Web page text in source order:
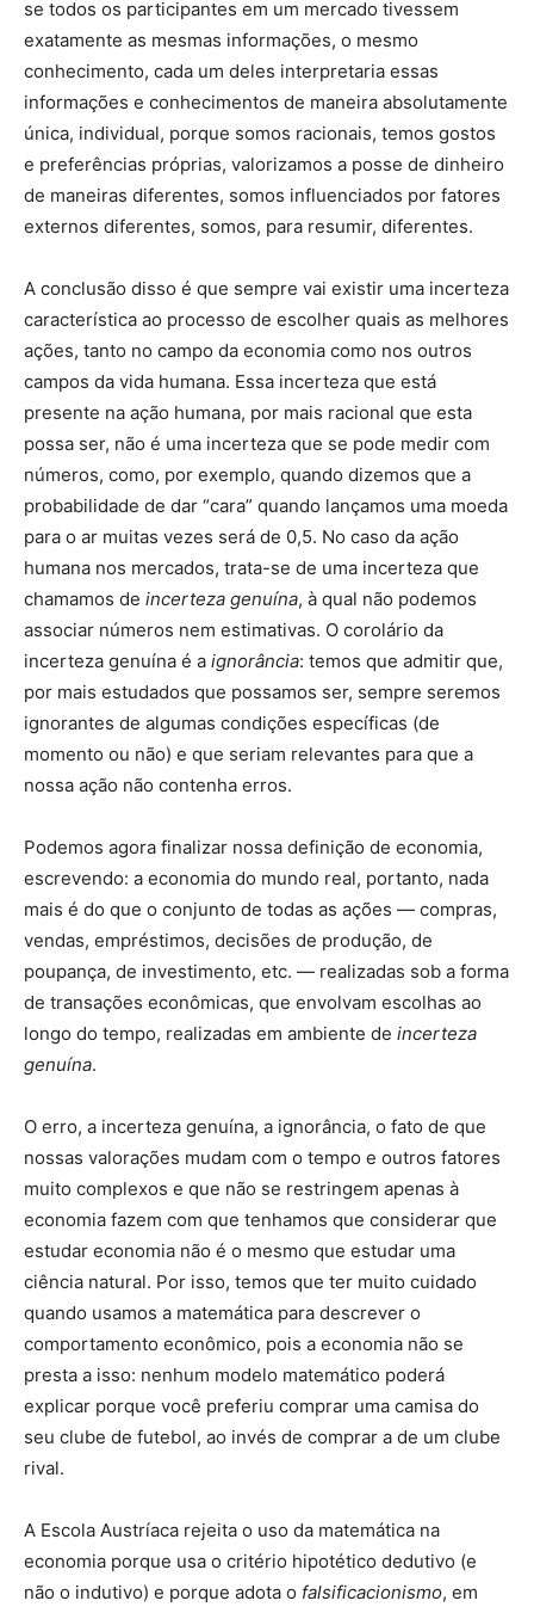
se todos os participantes em um mercado tivessem
exatamente as mesmas informações, o mesmo
conhecimento, cada um deles interpretaria essas
informações e conhecimentos de maneira absolutamente
única, individual, porque somos racionais, temos gostos
e preferências próprias, valorizamos a posse de dinheiro
de maneiras diferentes, somos influenciados por fatores
externos diferentes, somos, para resumir, diferentes.
A conclusão disso é que sempre vai existir uma incerteza
característica ao processo de escolher quais as melhores
ações, tanto no campo da economia como nos outros
campos da vida humana. Essa incerteza que está
presente na ação humana, por mais racional que esta
possa ser, não é uma incerteza que se pode medir com
números, como, por exemplo, quando dizemos que a
probabilidade de dar “cara” quando lançamos uma moeda
para o ar muitas vezes será de 0,5. No caso da ação
humana nos mercados, trata-se de uma incerteza que
chamamos de incerteza genuína, à qual não podemos
associar números nem estimativas. O corolário da
incerteza genuína é a ignorância: temos que admitir que,
por mais estudados que possamos ser, sempre seremos
ignorantes de algumas condições específicas (de
momento ou não) e que seriam relevantes para que a
nossa ação não contenha erros.
Podemos agora finalizar nossa definição de economia,
escrevendo: a economia do mundo real, portanto, nada
mais é do que o conjunto de todas as ações — compras,
vendas, empréstimos, decisões de produção, de
poupança, de investimento, etc. — realizadas sob a forma
de transações econômicas, que envolvam escolhas ao
longo do tempo, realizadas em ambiente de incerteza
genuína.
O erro, a incerteza genuína, a ignorância, o fato de que
nossas valorações mudam com o tempo e outros fatores
muito complexos e que não se restringem apenas à
economia fazem com que tenhamos que considerar que
estudar economia não é o mesmo que estudar uma
ciência natural. Por isso, temos que ter muito cuidado
quando usamos a matemática para descrever o
comportamento econômico, pois a economia não se
presta a isso: nenhum modelo matemático poderá
explicar porque você preferiu comprar uma camisa do
seu clube de futebol, ao invés de comprar a de um clube
rival.
A Escola Austríaca rejeita o uso da matemática na
economia porque usa o critério hipotético dedutivo (e
não o indutivo) e porque adota o falsificacionismo, em